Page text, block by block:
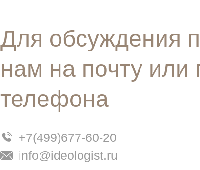
Для обсуждения
нам на почту или
телефона
+7(499)677-60-20
info@ideologist.ru